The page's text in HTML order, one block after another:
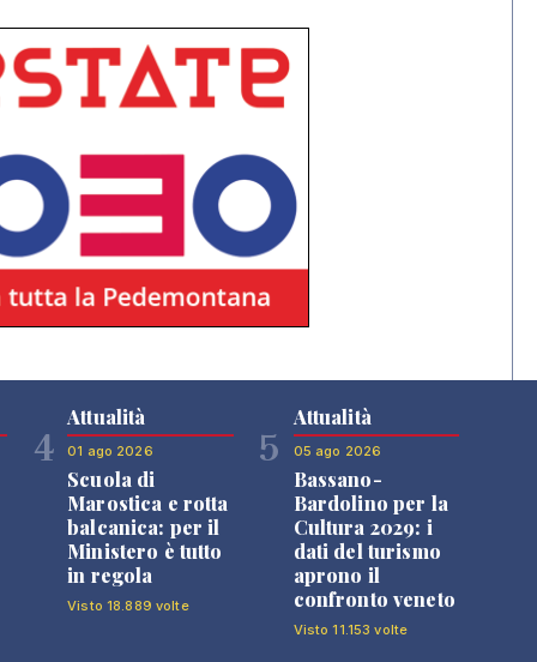
4
Attualità
01 ago 2026
Scuola di
Marostica e rotta
balcanica: per il
Ministero è tutto
in regola
Visto 18.889 volte
5
Attualità
05 ago 2026
Bassano-
Bardolino per la
Cultura 2029: i
dati del turismo
aprono il
confronto veneto
Visto 11.153 volte